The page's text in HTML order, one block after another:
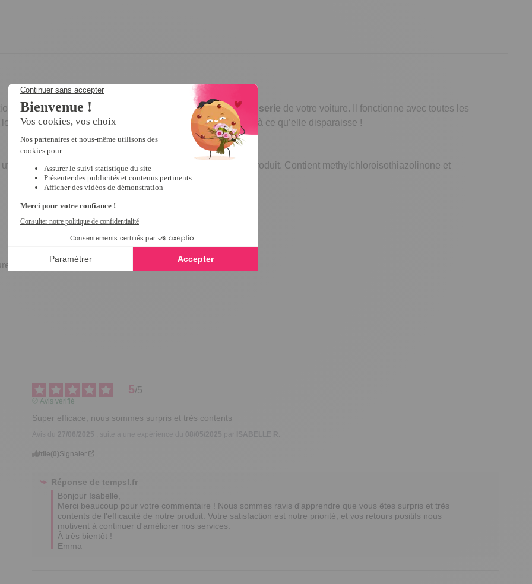
pourenlever les rayures superficielles sur lacarrosserie de votre voiture. Il fonctionne avec toutes les
produit sur le chiffon (fourni), appliquez sur la rayure jusqu’à ce qu’elle disparaisse !
lisez l’étiquette et les informations concernant le produit. Contient methylchloroisothiazolinone et
(même métallisées)
5/5
Avis vérifié
Super efficace, nous sommes surpris et très contents
27/06/2025 08/05/2025 ISABELLE R.
Utile(0)Signaler
Réponse detempsl.fr
Bonjour Isabelle,
Merci beaucoup pour votre commentaire ! Nous sommes ravis d'apprendre que vous êtes surpris et très
contents de l'efficacité de notre produit. Votre satisfaction est notre priorité, et vos retours positifs nous
motivent à continuer d'améliorer nos services.
À très bientôt !
Emma